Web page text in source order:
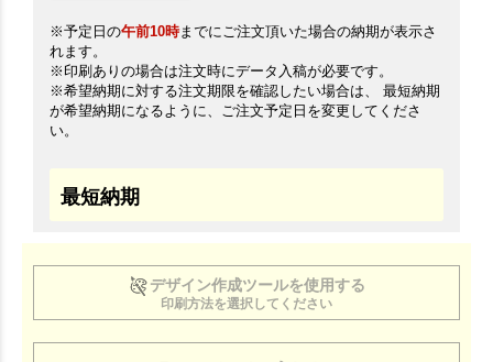
※予定日の午前10時までにご注文頂いた場合の納期が表示さ
れます。
※印刷ありの場合は注文時にデータ入稿が必要です。
※希望納期に対する注文期限を確認したい場合は、 最短納期
が希望納期になるように、ご注文予定日を変更してくださ
い。
最短納期
デザイン作成ツールを使用する
印刷方法を選択してください